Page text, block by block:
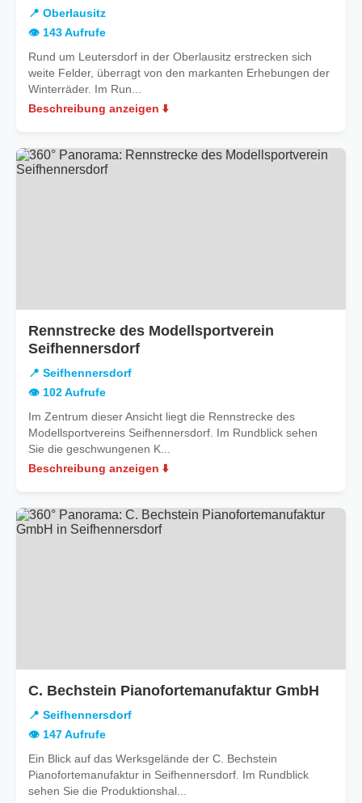
📍 Oberlausitz
👁️ 143 Aufrufe
Rund um Leutersdorf in der Oberlausitz erstrecken sich
weite Felder, überragt von den markanten Erhebungen der
Winterräder. Im Run...
Beschreibung anzeigen ⬇️
Rennstrecke des Modellsportverein
Seifhennersdorf
📍 Seifhennersdorf
👁️ 102 Aufrufe
Im Zentrum dieser Ansicht liegt die Rennstrecke des
Modellsportvereins Seifhennersdorf. Im Rundblick sehen
Sie die geschwungenen K...
Beschreibung anzeigen ⬇️
C. Bechstein Pianofortemanufaktur GmbH
📍 Seifhennersdorf
👁️ 147 Aufrufe
Ein Blick auf das Werksgelände der C. Bechstein
Pianofortemanufaktur in Seifhennersdorf. Im Rundblick
sehen Sie die Produktionshal...